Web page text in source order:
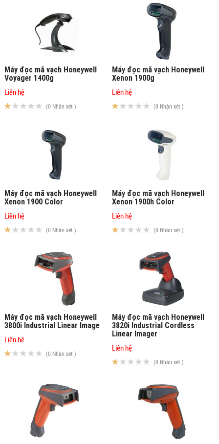
Máy đọc mã vạch Honeywell
Voyager 1400g
Liên hệ
(0 Nhận xét )
Máy đọc mã vạch Honeywell
Xenon 1900g
Liên hệ
(0 Nhận xét )
Máy đọc mã vạch Honeywell
Xenon 1900 Color
Liên hệ
(0 Nhận xét )
Máy đọc mã vạch Honeywell
Xenon 1900h Color
Liên hệ
(0 Nhận xét )
Máy đọc mã vạch Honeywell
3800i Industrial Linear Image
Liên hệ
(0 Nhận xét )
Máy đọc mã vạch Honeywell
3820i Industrial Cordless
Linear Imager
Liên hệ
(0 Nhận xét )